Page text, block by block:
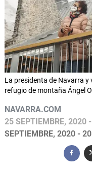
La presidenta de Navarra y
refugio de montaña Ángel
NAVARRA.COM
25 SEPTIEMBRE, 2020
SEPTIEMBRE, 2020 -